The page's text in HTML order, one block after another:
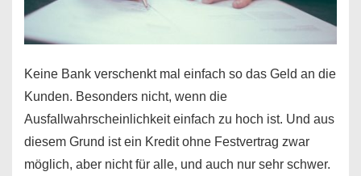
Keine Bank verschenkt mal einfach so das Geld an die
Kunden. Besonders nicht, wenn die
Ausfallwahrscheinlichkeit einfach zu hoch ist. Und aus
diesem Grund ist ein Kredit ohne Festvertrag zwar
möglich, aber nicht für alle, und auch nur sehr schwer.